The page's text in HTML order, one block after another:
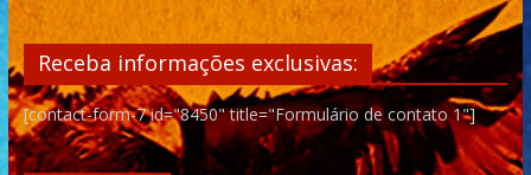
Receba informações exclusivas:
[contact-form-7 id="8450" title="Formulário de contato 1"]